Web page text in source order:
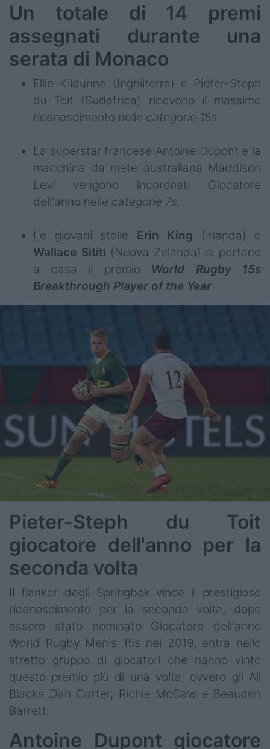
Un totale di 14 premi
assegnati durante una
serata di Monaco
Ellie Kildunne (Inghilterra) e Pieter-Steph
du Toit (Sudafrica) ricevono il massimo
riconoscimento nelle categorie 15s.
La superstar francese Antoine Dupont e la
macchina da mete australiana Maddison
Levi vengono incoronati Giocatore
dell'anno nelle categorie 7s.
Le giovani stelle Erin King (Irlanda) e
Wallace Sititi (Nuova Zelanda) si portano
a casa il premio World Rugby 15s
Breakthrough Player of the Year.
Pieter-Steph du Toit
giocatore dell'anno per la
seconda volta
Il flanker degli Springbok vince il prestigioso
riconoscimento per la seconda volta, dopo
essere stato nominato Giocatore dell'anno
World Rugby Men's 15s nel 2019, entra nello
stretto gruppo di giocatori che hanno vinto
questo premio più di una volta, ovvero gli All
Blacks Dan Carter, Richie McCaw e Beauden
Barrett.
Antoine Dupont giocatore